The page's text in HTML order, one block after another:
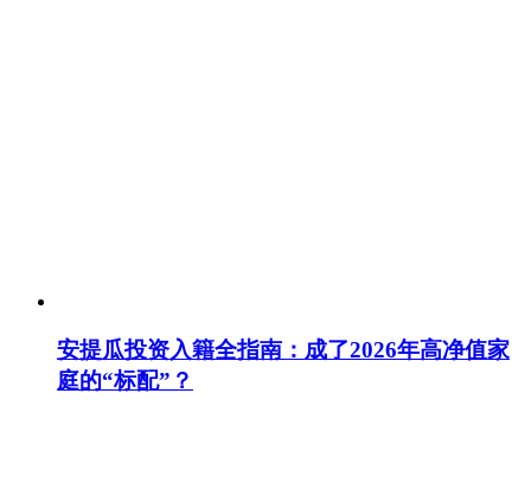
安提瓜投资入籍全指南：成了2026年高净值家
庭的“标配”？